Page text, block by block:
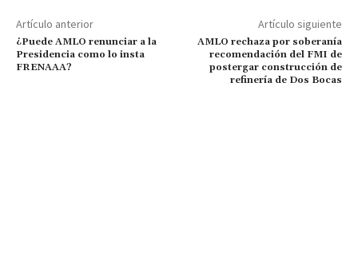
Artículo anterior
¿Puede AMLO renunciar a la
Presidencia como lo insta
FRENAAA?
Artículo siguiente
AMLO rechaza por soberanía
recomendación del FMI de
postergar construcción de
refinería de Dos Bocas